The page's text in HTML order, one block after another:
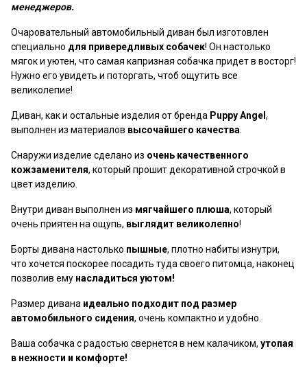
менеджеров.
Очаровательный автомобильный диван был изготовлен
специально для привередливых собачек! Он настолько
мягок и уютен, что самая капризная собачка придет в восторг!
Нужно его увидеть и поторгать, чтоб ощутить все
великолепие!
Диван, как и остальные изделия от бренда Puppy Angel ,
выполнен из материалов высочайшего качества
Снаружи изделие сделано из очень качественного
кожзаменителя, который прошит декоративной строчкой в
цвет изделию.
Внутри диван выполнен из мягчайшего плюша, который
очень приятен на ощупь, выглядит великолепно!
Борты дивана настолько пышные, плотно набиты изнутри,
что хочется поскорее посадить туда своего питомца, наконец
позволив ему насладиться уютом!
Размер дивана идеально подходит под размер
автомобильного сидения, очень компактно и удобно.
Ваша собачка с радостью свернется в нем калачиком, утопая
в нежности и комфорте!